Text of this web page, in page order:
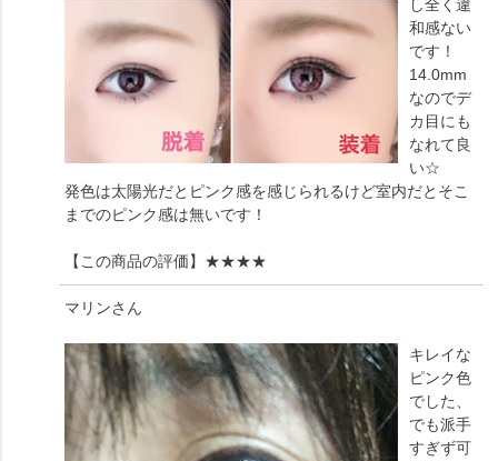
し全く違
和感ない
です！
14.0mm
なのでデ
カ目にも
なれて良
い☆
発色は太陽光だとピンク感を感じられるけど室内だとそこ
までのピンク感は無いです！
【この商品の評価】 ★★★★
マリンさん
キレイな
ピンク色
でした、
でも派手
すぎず可